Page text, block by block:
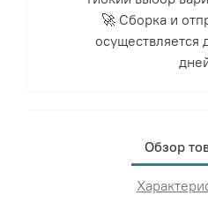
🚀 Сборка и
осуществляется
Обзор